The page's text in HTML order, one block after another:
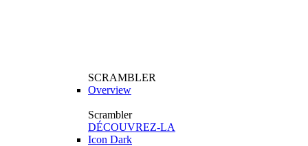
SCRAMBLER
Overview
Scrambler
DÉCOUVREZ-LA
Icon Dark